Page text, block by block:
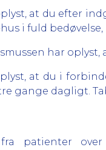
at du efter
i fuld
har oplyst,
at du i
gange dagligt.
patienter over